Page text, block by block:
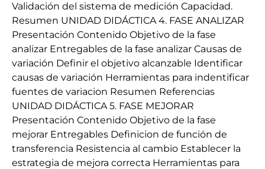
Validación del sistema de medición Capacidad.
Resumen UNIDAD DIDÁCTICA 4. FASE ANALIZAR
Presentación Contenido Objetivo de la fase
analizar Entregables de la fase analizar Causas de
variación Definir el objetivo alcanzable Identificar
causas de variación Herramientas para indentificar
fuentes de variacion Resumen Referencias
UNIDAD DIDÁCTICA 5. FASE MEJORAR
Presentación Contenido Objetivo de la fase
mejorar Entregables Definicion de función de
transferencia Resistencia al cambio Establecer la
estrategia de mejora correcta Herramientas para